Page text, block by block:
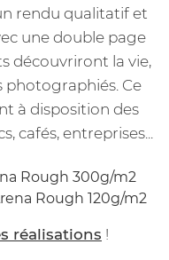
rendu qualitatif et
une double page
découvriront la vie,
photographiés. Ce
à disposition des
cafés, entreprises...
Rough 300g/m2
Rough 120g/m2
réalisations !